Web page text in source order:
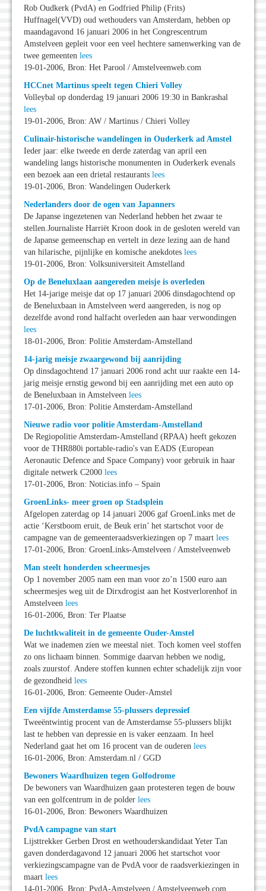
Rob Oudkerk (PvdA) en Godfried Philip (Frits)
Huffnagel(VVD) oud wethouders van Amsterdam, hebben op
maandagavond 16 januari 2006 in het Congrescentrum
Amstelveen gepleit voor een veel hechtere samenwerking van de
twee gemeenten lees
19-01-2006, Bron: Het Parool / Amstelveenweb.com
HCCnet Martinus speelt tegen Chieri Volley
Volleybal op donderdag 19 januari 2006 19:30 in Bankrashal
lees
19-01-2006, Bron: AW / Martinus / Chieri Volley
Culinair-historische wandelingen in Ouderkerk ad Amstel
Ieder jaar: elke tweede en derde zaterdag van april een
wandeling langs historische monumenten in Ouderkerk evenals
een bezoek aan een drietal restaurants lees
19-01-2006, Bron: Wandelingen Ouderkerk
Nederlanders door de ogen van Japanners
De Japanse ingezetenen van Nederland hebben het zwaar te
stellen.Journaliste Harriët Kroon dook in de gesloten wereld van
de Japanse gemeenschap en vertelt in deze lezing aan de hand
van hilarische, pijnlijke en komische anekdotes lees
19-01-2006, Bron: Volksuniversiteit Amstelland
Op de Beneluxlaan aangereden meisje is overleden
Het 14-jarige meisje dat op 17 januari 2006 dinsdagochtend op
de Beneluxbaan in Amstelveen werd aangereden, is nog op
dezelfde avond rond halfacht overleden aan haar verwondingen
lees
18-01-2006, Bron: Politie Amsterdam-Amstelland
14-jarig meisje zwaargewond bij aanrijding
Op dinsdagochtend 17 januari 2006 rond acht uur raakte een 14-
jarig meisje ernstig gewond bij een aanrijding met een auto op
de Beneluxbaan in Amstelveen lees
17-01-2006, Bron: Politie Amsterdam-Amstelland
Nieuwe radio voor politie Amsterdam-Amstelland
De Regiopolitie Amsterdam-Amstelland (RPAA) heeft gekozen
voor de THR880i portable-radio's van EADS (European
Aeronautic Defence and Space Company) voor gebruik in haar
digitale netwerk C2000 lees
17-01-2006, Bron: Noticias.info – Spain
GroenLinks- meer groen op Stadsplein
Afgelopen zaterdag op 14 januari 2006 gaf GroenLinks met de
actie ‘Kerstboom eruit, de Beuk erin’ het startschot voor de
campagne van de gemeenteraadsverkiezingen op 7 maart lees
17-01-2006, Bron: GroenLinks-Amstelveen / Amstelveenweb
Man steelt honderden scheermesjes
Op 1 november 2005 nam een man voor zo’n 1500 euro aan
scheermesjes weg uit de Dirxdrogist aan het Kostverlorenhof in
Amstelveen lees
16-01-2006, Bron: Ter Plaatse
De luchtkwaliteit in de gemeente Ouder-Amstel
Wat we inademen zien we meestal niet. Toch komen veel stoffen
zo ons lichaam binnen. Sommige daarvan hebben we nodig,
zoals zuurstof. Andere stoffen kunnen echter schadelijk zijn voor
de gezondheid lees
16-01-2006, Bron: Gemeente Ouder-Amstel
Een vijfde Amsterdamse 55-plussers depressief
Tweeëntwintig procent van de Amsterdamse 55-plussers blijkt
last te hebben van depressie en is vaker eenzaam. In heel
Nederland gaat het om 16 procent van de ouderen lees
16-01-2006, Bron: Amsterdam.nl / GGD
Bewoners Waardhuizen tegen Golfodrome
De bewoners van Waardhuizen gaan protesteren tegen de bouw
van een golfcentrum in de polder lees
16-01-2006, Bron: Bewoners Waardhuizen
PvdA campagne van start
Lijsttrekker Gerben Drost en wethouderskandidaat Yeter Tan
gaven donderdagavond 12 januari 2006 het startschot voor
verkiezingscampagne van de PvdA voor de raadsverkiezingen in
maart lees
14-01-2006, Bron: PvdA-Amstelveen / Amstelveenweb.com